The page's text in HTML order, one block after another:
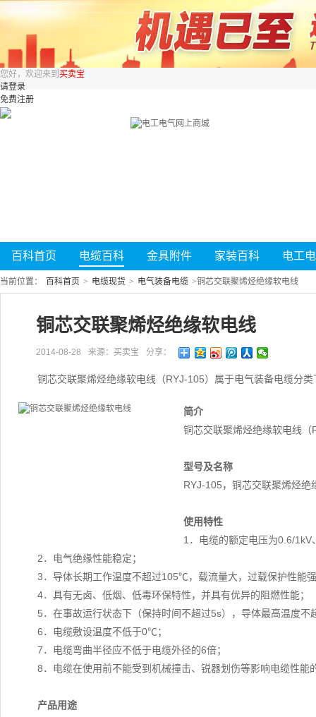
您好，欢迎来到 买卖宝
请登录
免费注册
百科首页 电缆百科 金具附件 家装百科 电工
当前位置： 百科首页 > 电缆现货 > 电气装备电缆 >铜芯交联聚烯烃绝缘软电线
铜芯交联聚烯烃绝缘软电线
2014-08-28 来源：买卖宝 分享：
铜芯交联聚烯烃绝缘软电线（RYJ-105）属于电气装备电缆分
简介
铜芯交联聚烯烃绝缘软电线
型号及名称
RYJ-105，铜芯交联聚烯烃绝
使用特性
1．电缆的额定电压为0.6/
2．电气绝缘性能稳定；
3．导体长期工作温度不超过105℃，载流量大，过载保护性能
4．具有无卤、低烟、低毒环保特性，并具有优异的阻燃性能；
5．在事故运行状态下（保持时间不超过5s），导体最高温度
6．电缆敷设温度不低于0℃；
7．电缆弯曲半径应不低于电缆外径的6倍；
8．电缆在使用前不能受到机械撞击、锐器划伤等影响电缆性能
产品用途